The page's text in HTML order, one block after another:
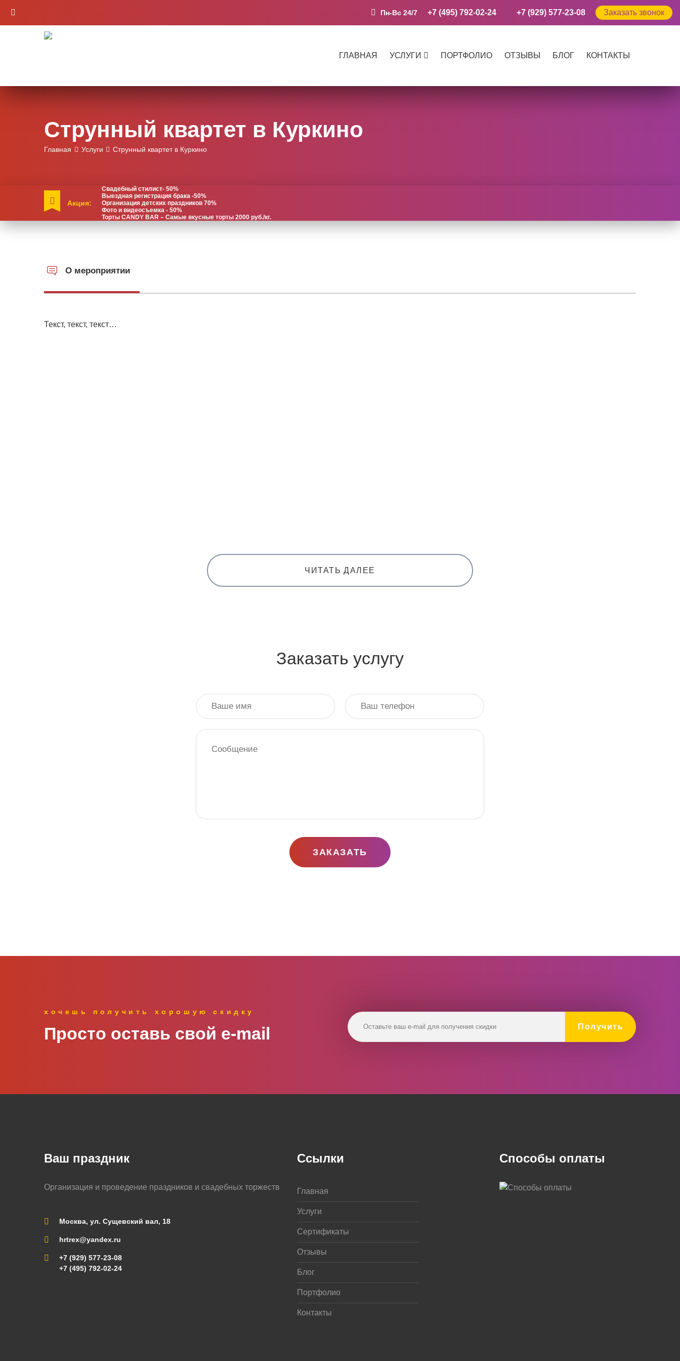
Пн-Вс 24/7 +7 (495) 792-02-24 +7 (929) 577-23-08 Заказать звонок
ГЛАВНАЯ УСЛУГИ ПОРТФОЛИО ОТЗЫВЫ БЛОГ КОНТАКТЫ
Струнный квартет в Куркино
Главная Услуги Струнный квартет в Куркино
Акция:
Свадебный стилист- 50%
Выездная регистрация брака -50%
Организация детских праздников 70%
Фото и видеосъемка - 50%
Торты CANDY BAR – Самые вкусные торты 2000 руб./кг.
О мероприятии
Текст, текст, текст…
ЧИТАТЬ ДАЛЕЕ
Заказать услугу
ЗАКАЗАТЬ
хочешь получить хорошую скидку
Просто оставь свой e‑mail Получить
Ваш праздник
Организация и проведение праздников и свадебных торжеств
Москва, ул. Сущевский вал, 18
hrtrex@yandex.ru
+7 (929) 577-23-08
+7 (495) 792-02-24
Ссылки
Главная
Услуги
Сертификаты
Отзывы
Блог
Портфолио
Контакты
Способы оплаты